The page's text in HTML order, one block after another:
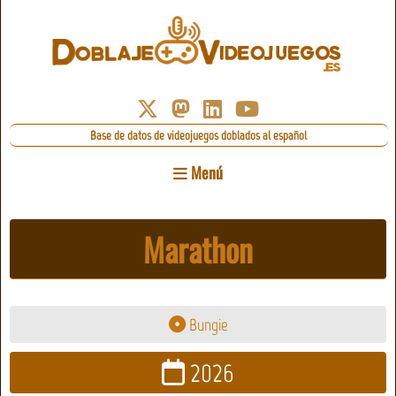
Base de datos de videojuegos doblados al español
Menú
Marathon
Bungie
2026